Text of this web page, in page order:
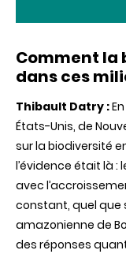
Comment
dans ces
Thibault Datry :
États-Unis, de
sur la biodiversité
l’évidence était là
avec
constant, quel que
amazonienne de
des réponses